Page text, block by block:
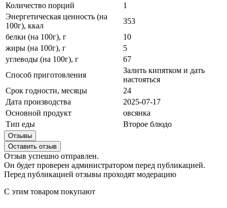
Количество порций
1
Энергетическая ценность (на
100г), ккал
353
белки (на 100г), г
10
жиры (на 100г), г
5
углеводы (на 100г), г
67
Способ приготовления
Залить кипятком и дать
настояться
Срок годности, месяцы
24
Дата производства
2025-07-17
Основной продукт
овсянка
Тип еды
Второе блюдо
Отзывы
Оставить отзыв
Отзыв успешно отправлен.
Он будет проверен администратором перед публикацией.
Перед публикацией отзывы проходят модерацию
С этим товаром покупают